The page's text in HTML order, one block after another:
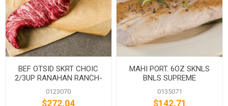
BEF OTSID SKRT CHOIC
2/3UP RANAHAN RANCH-
BLACK ANG
0123070
$272.04
MAHI PORT. 6OZ SKNLS
BNLS SUPREME
0135071
$142.71